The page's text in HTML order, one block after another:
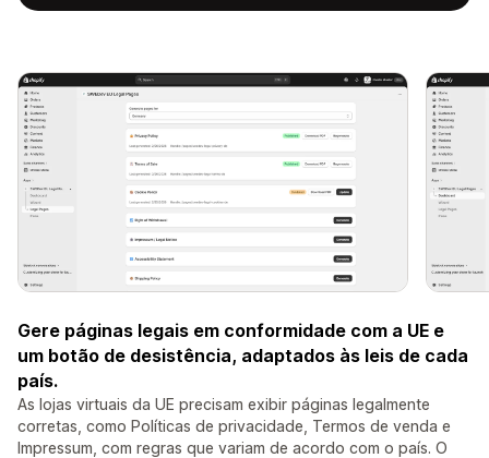
Gere páginas legais em conformidade com a UE e
um botão de desistência, adaptados às leis de cada
país.
As lojas virtuais da UE precisam exibir páginas legalmente
corretas, como Políticas de privacidade, Termos de venda e
Impressum, com regras que variam de acordo com o país. O